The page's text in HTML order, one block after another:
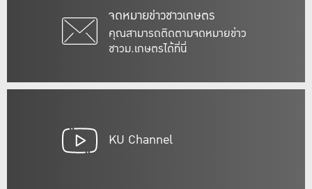
จดหมายข่าวชาวเกษตร
คุณสามารถติดตามจดหมายข่าว
ชาวม.เกษตรได้ที่นี่
KU Channel